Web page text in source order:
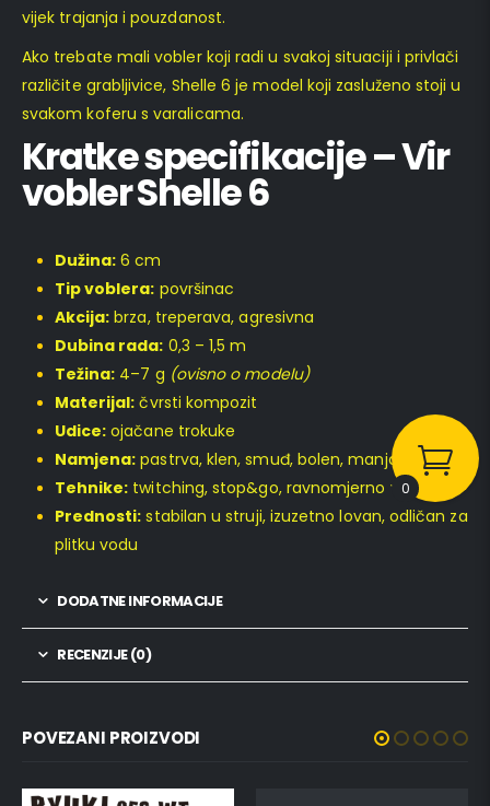
vijek trajanja i pouzdanost.
Ako trebate mali vobler koji radi u svakoj situaciji i privlači
različite grabljivice, Shelle 6 je model koji zasluženo stoji u
svakom koferu s varalicama.
Kratke specifikacije – Vir
vobler Shelle 6
Dužina: 6 cm
Tip voblera: površinac
Akcija: brza, treperava, agresivna
Dubina rada: 0,3 – 1,5 m
Težina: 4–7 g (ovisno o modelu)
Materijal: čvrsti kompozit
Udice: ojačane trokuke
Namjena: pastrva, klen, smuđ, bolen, manja štuka
Tehnike: twitching, stop&go, ravnomjerno vođenje
Prednosti: stabilan u struji, izuzetno lovan, odličan za
plitku vodu
DODATNE INFORMACIJE
RECENZIJE (0)
POVEZANI PROIZVODI
0